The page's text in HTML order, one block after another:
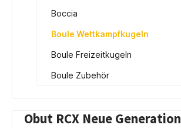
Boccia
Boule Wettkampfkugeln
Boule Freizeitkugeln
Boule Zubehör
Obut RCX Neue Generation